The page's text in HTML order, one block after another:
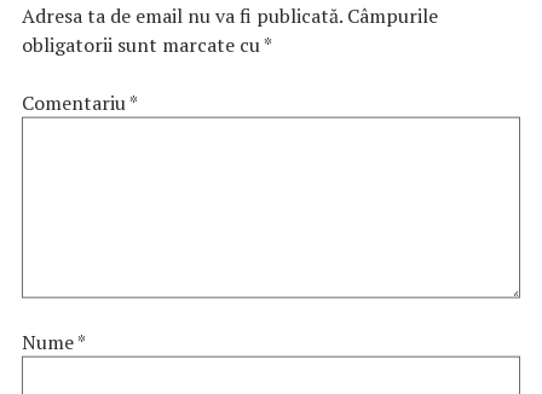
Adresa ta de email nu va fi publicată. Câmpurile
obligatorii sunt marcate cu*
Comentariu*
Nume*